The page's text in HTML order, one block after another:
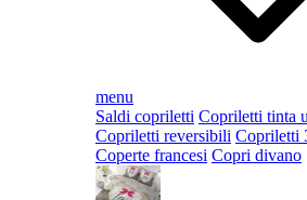
menu
Saldi copriletti Copriletti tinta
Copriletti reversibili Copriletti
Coperte francesi Copri divano